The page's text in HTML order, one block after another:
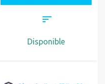
Disponible